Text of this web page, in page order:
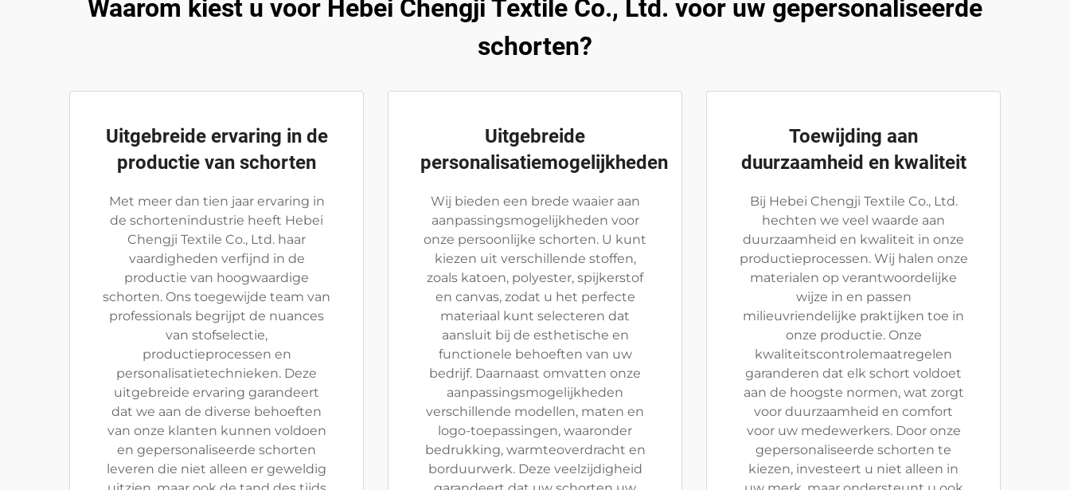
Waarom kiest u voor Hebei Chengji Textile Co., Ltd. voor uw gepersonaliseerde
schorten?
Uitgebreide ervaring in de
productie van schorten
Met meer dan tien jaar ervaring in
de schortenindustrie heeft Hebei
Chengji Textile Co., Ltd. haar
vaardigheden verfijnd in de
productie van hoogwaardige
schorten. Ons toegewijde team van
professionals begrijpt de nuances
van stofselectie,
productieprocessen en
personalisatietechnieken. Deze
uitgebreide ervaring garandeert
dat we aan de diverse behoeften
van onze klanten kunnen voldoen
en gepersonaliseerde schorten
leveren die niet alleen er geweldig
Uitgebreide
personalisatiemogelijkheden
Wij bieden een brede waaier aan
aanpassingsmogelijkheden voor
onze persoonlijke schorten. U kunt
kiezen uit verschillende stoffen,
zoals katoen, polyester, spijkerstof
en canvas, zodat u het perfecte
materiaal kunt selecteren dat
aansluit bij de esthetische en
functionele behoeften van uw
bedrijf. Daarnaast omvatten onze
aanpassingsmogelijkheden
verschillende modellen, maten en
logo-toepassingen, waaronder
bedrukking, warmteoverdracht en
borduurwerk. Deze veelzijdigheid
Toewijding aan
duurzaamheid en kwaliteit
Bij Hebei Chengji Textile Co., Ltd.
hechten we veel waarde aan
duurzaamheid en kwaliteit in onze
productieprocessen. Wij halen onze
materialen op verantwoordelijke
wijze in en passen
milieuvriendelijke praktijken toe in
onze productie. Onze
kwaliteitscontrolemaatregelen
garanderen dat elk schort voldoet
aan de hoogste normen, wat zorgt
voor duurzaamheid en comfort
voor uw medewerkers. Door onze
gepersonaliseerde schorten te
kiezen, investeert u niet alleen in